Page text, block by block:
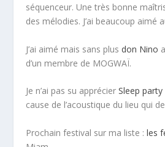
séquenceur. Une très bonne
des mélodies. J’ai beaucoup aimé
J’ai aimé mais sans plus don Nino
d’un membre de MOGWAÏ.
Je n’ai pas su apprécierSleep
cause de l’acoustique du lieu qui
Prochain festival sur ma liste :les